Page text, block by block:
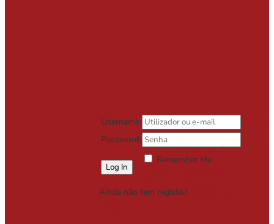
Username
Password
Remember Me
Ainda não tem registo?